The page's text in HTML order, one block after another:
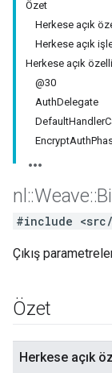
Özet
Herkese açık
Herkese açık
Herkese açık
@30
AuthDelegate
nl ::Weave::
#include
Çıkış
Özet
Herkese açık